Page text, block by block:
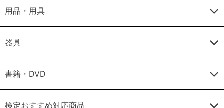
用品・用具
器具
書籍・DVD
検定おすすめ対応商品